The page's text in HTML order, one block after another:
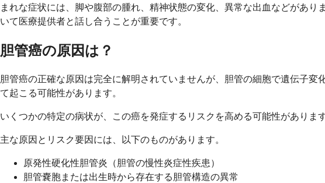
まれな症状には、脚や腹部の腫れ、精神状態の変化、異常な出血などがあ
いて医療提供者と話し合うことが重要です。
胆管癌の原因は？
胆管癌の正確な原因は完全に解明されていませんが、胆管の細胞で遺伝子
て起こる可能性があります。
いくつかの特定の病状が、この癌を発症するリスクを高める可能性があり
主な原因とリスク要因には、以下のものがあります。
原発性硬化性胆管炎（胆管の慢性炎症性疾患）
胆管嚢胞または出生時から存在する胆管構造の異常